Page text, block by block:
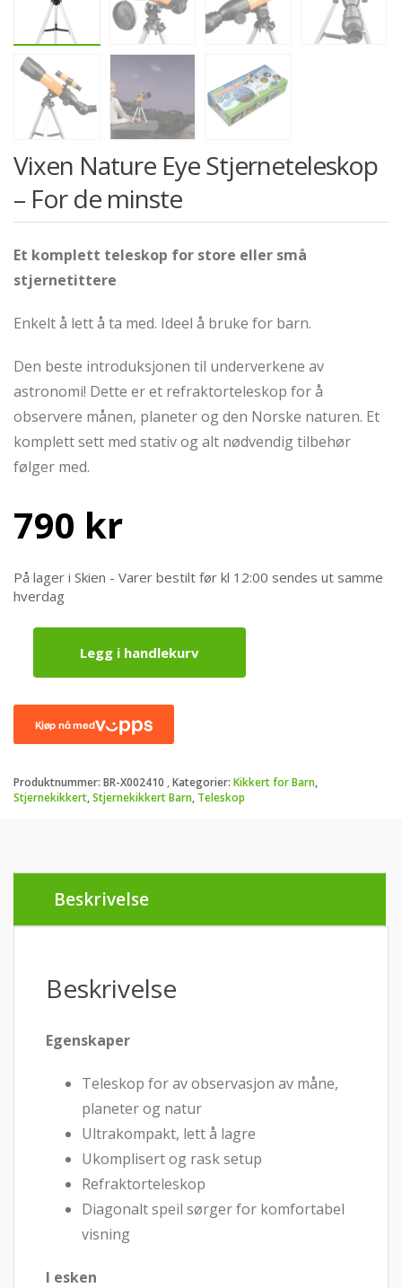
Vixen Nature Eye Stjerneteleskop
– For de minste
Et komplett teleskop for store eller små
stjernetittere
Enkelt å lett å ta med. Ideel å bruke for barn.
Den beste introduksjonen til underverkene av
astronomi! Dette er et refraktorteleskop for å
observere månen, planeter og den Norske naturen. Et
komplett sett med stativ og alt nødvendig tilbehør
følger med.
790 kr
På lager i Skien - Varer bestilt før kl 12:00 sendes ut samme
hverdag
Eye
Stjerneteleskop
-
de
minste
Legg i handlekurv
Produktnummer: BR-X002410 Kategorier: Kikkert for Barn,
Stjernekikkert,Stjernekikkert Barn, Teleskop
Beskrivelse
Beskrivelse
Egenskaper
Teleskop for av observasjon av måne,
planeter og natur
Ultrakompakt, lett å lagre
Ukomplisert og rask setup
Refraktorteleskop
Diagonalt speil sørger for komfortabel
visning
I esken